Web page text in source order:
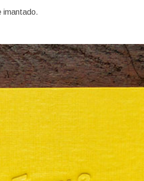
imantado.